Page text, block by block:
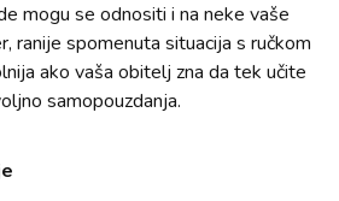
mogu se odnositi i na neke vaše
ranije spomenuta situacija s ručkom
ako vaša obitelj zna da tek učite
samopouzdanja.